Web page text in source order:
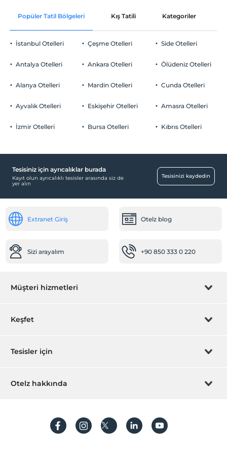
Evcil Hayvan
Evcil hayvan kabul edilmemektedir.
Sigara
2 yaşına kadar olan bebekler ücretsizdir.
Ortak alanlar ve tüm odalar
Hastaneye kolay ulaşım (15 dakika)
Diğer
Check/out
En geç saat 11:00 ve öncesi
Evcil Hayvan
2 yaşına kadar olan bebekler ücretsizdir.
Popüler Tatil Bölgeleri Kış Tatili Kategoriler
İstanbul Otelleri
Antalya Otelleri
Alanya Otelleri
Ayvalık Otelleri
İzmir Otelleri
Çeşme Otelleri
Ankara Otelleri
Mardin Otelleri
Eskişehir Otelleri
Bursa Otelleri
Side Otelleri
Ölüdeniz Otelleri
Cunda Otelleri
Amasra Otelleri
Kıbrıs Otelleri
Tesisiniz için ayrıcalıklar burada
Kayıt olun ayrıcalıklı tesisler arasında siz de
yer alın
Tesisinizi kaydedin
Extranet Giriş Otelz blog
Sizi arayalım +90 850 333 0 220
Müşteri hizmetleri
Rezervasyon yönet
Sıkça sorulan sorular
Keşfet
Hediye Kart
Hesap oluştur
Tesisler için
Hemen tesisinizi ekleyin
Otelz hakkında